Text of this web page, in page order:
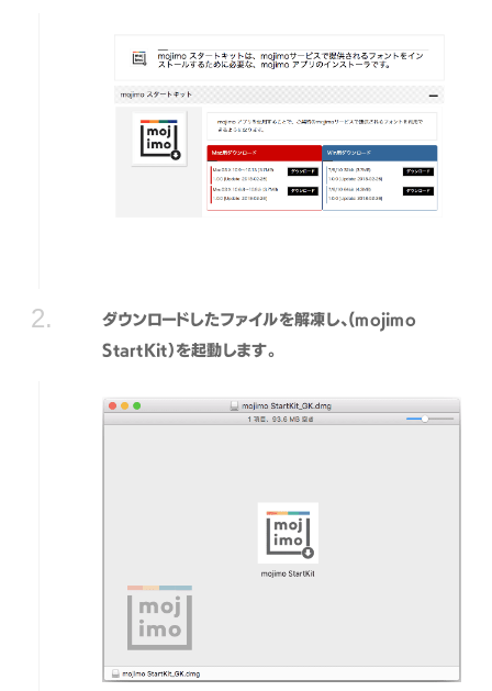
ダウンロードしたファイルを解凍し、(mojimo
StartKit）を起動します。